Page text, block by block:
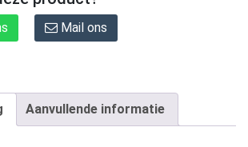
Mail ons
Aanvullende informatie